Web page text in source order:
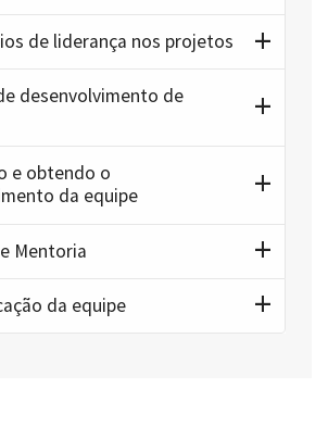
de liderança nos projetos
desenvolvimento de
e obtendo o
da equipe
Mentoria
da equipe